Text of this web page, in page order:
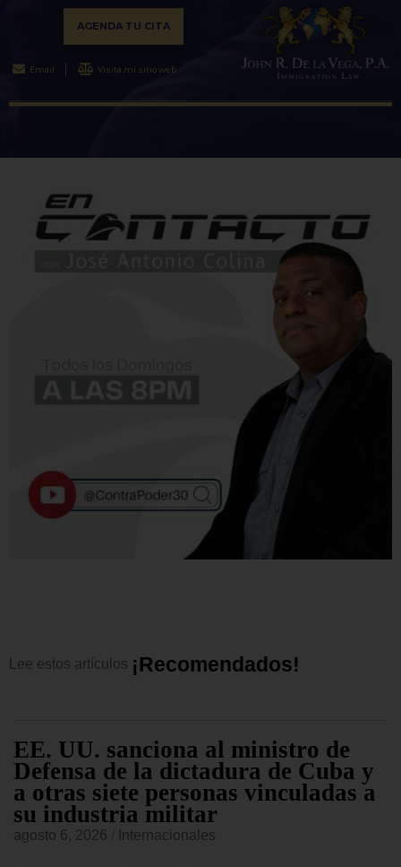
AGENDA TU CITA
Email Visita mi sitio web
Lee estos artículos ¡Recomend ad os!
EE. UU. sanciona al ministro de
Defensa de la dictadura de Cuba y
a otras siete personas vinculadas a
su industria militar
agosto 6, 2026 Internacionales